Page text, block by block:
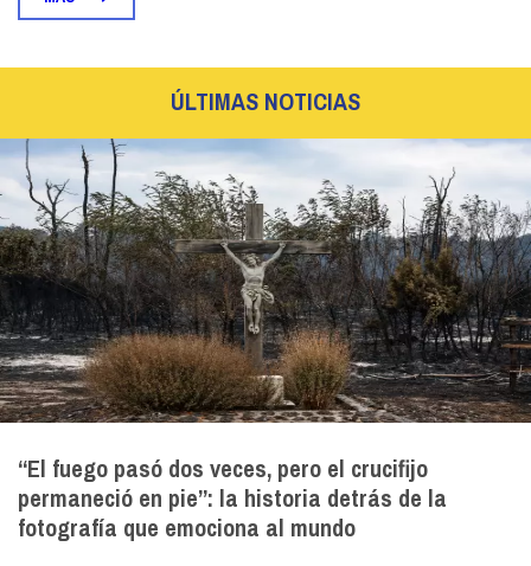
ÚLTIMAS NOTICIAS
“El fuego pasó dos veces, pero el crucifijo
permaneció en pie”: la historia detrás de la
fotografía que emociona al mundo